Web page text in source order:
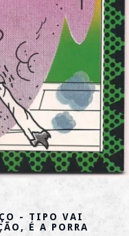
- TIPO VAI
É A PORRA